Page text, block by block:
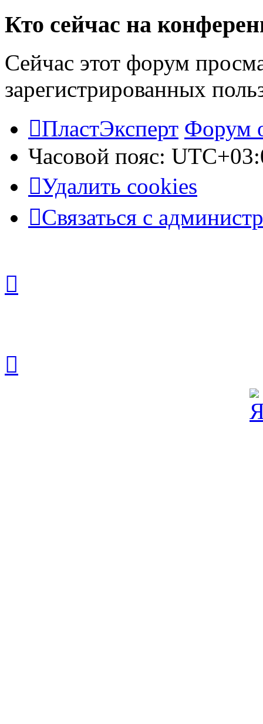
Кто сейчас на
Сейчас этот форум
зарегистрированных
ПластЭксперт Форум
Часовой пояс:
Удалить cookies
Связаться с